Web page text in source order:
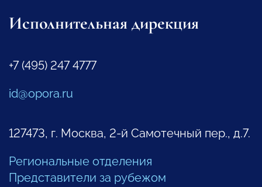
Исполнительная дирекция
+7 (495) 247 4777
id@opora.ru
127473, г. Москва, 2-й Самотечный пер., д.7.
Региональные отделения
Представители за рубежом